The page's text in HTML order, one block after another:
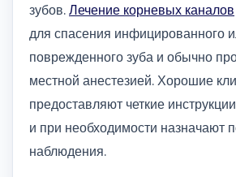
зубов.Лечение корневых каналов
для спасения инфицированного
поврежденного зуба и обычно
местной анестезией. Хорошие
предоставляют четкие
и при необходимости назначают
наблюдения.